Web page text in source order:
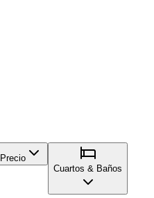
Precio
Cuartos & Baños